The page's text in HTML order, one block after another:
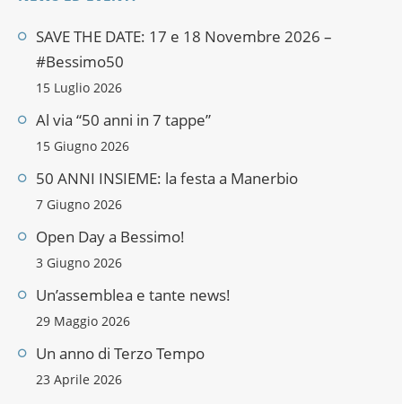
SAVE THE DATE: 17 e 18 Novembre 2026 –
#Bessimo50
15 Luglio 2026
Al via “50 anni in 7 tappe”
15 Giugno 2026
50 ANNI INSIEME: la festa a Manerbio
7 Giugno 2026
Open Day a Bessimo!
3 Giugno 2026
Un’assemblea e tante news!
29 Maggio 2026
Un anno di Terzo Tempo
23 Aprile 2026